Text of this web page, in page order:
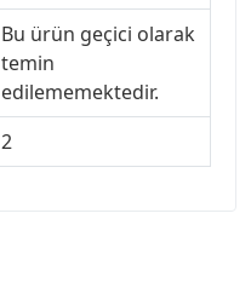
Bu ürün geçici olarak
temin
edilememektedir.
2